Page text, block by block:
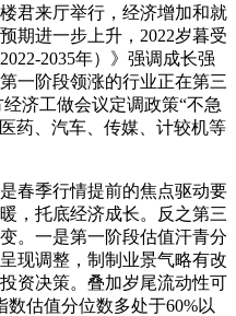
君来厅举行，经济增加和就
期进一步上升，2022岁暮受
2035年）》强调成长强
一阶段领涨的行业正在第三
济工做会议定调政策“不急
药、汽车、传媒、计较机等
季行情提前的焦点驱动要
，托底经济成长。反之第三
。一是第一阶段估值汗青分
现调整，制制业景气略有改
资决策。叠加岁尾流动性可
估值分位数多处于60%以